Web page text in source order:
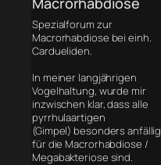
Spezialforum zur
Macrorhabdiose bei einh.
Cardueliden.
In meiner langjährigen
Vogelhaltung, wurde mir
inzwischen klar, dass alle
pyrrhulaartigen
(Gimpel) besonders anfällig
für die Macrorhabdiose /
Megabakteriose sind.